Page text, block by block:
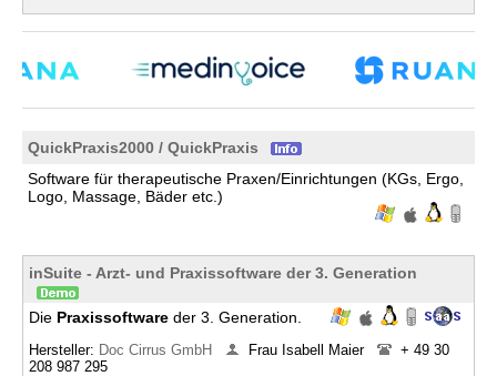
QuickPraxis2000 / QuickPraxis
Software für therapeutische Praxen/Einrichtungen (KGs, Ergo,
Logo, Massage, Bäder etc.)
inSuite - Arzt- und Praxissoftware der 3. Generation
Die Praxissoftware der 3. Generation.
Hersteller: Doc Cirrus GmbH Frau Isabell Maier
+ 49 30
208 987 295